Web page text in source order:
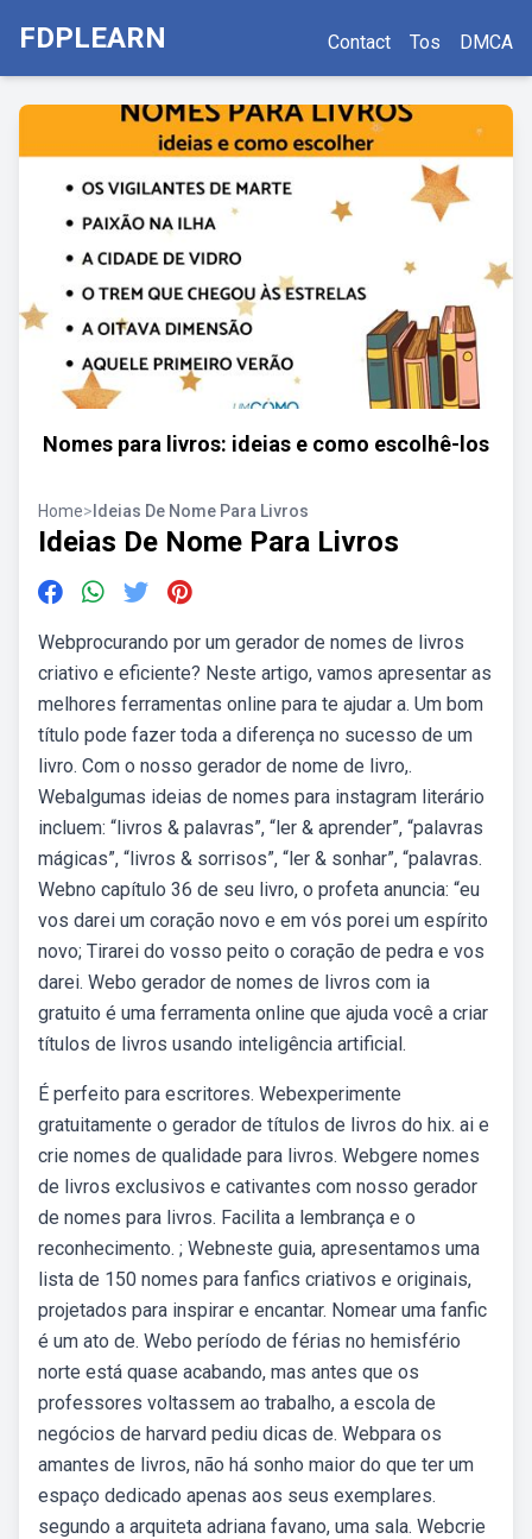
FDPLEARN Contact Tos DMCA
Nomes para livros: ideias e como escolhê-los
Home> Ideias De Nome Para Livros
Ideias De Nome Para Livros
Webprocurando por um gerador de nomes de livros
criativo e eficiente? Neste artigo, vamos apresentar as
melhores ferramentas online para te ajudar a. Um bom
título pode fazer toda a diferença no sucesso de um
livro. Com o nosso gerador de nome de livro,.
Webalgumas ideias de nomes para instagram literário
incluem: “livros & palavras”, “ler & aprender”, “palavras
mágicas”, “livros & sorrisos”, “ler & sonhar”, “palavras.
Webno capítulo 36 de seu livro, o profeta anuncia: “eu
vos darei um coração novo e em vós porei um espírito
novo; Tirarei do vosso peito o coração de pedra e vos
darei. Webo gerador de nomes de livros com ia
gratuito é uma ferramenta online que ajuda você a criar
títulos de livros usando inteligência artificial.
É perfeito para escritores. Webexperimente
gratuitamente o gerador de títulos de livros do hix. ai e
crie nomes de qualidade para livros. Webgere nomes
de livros exclusivos e cativantes com nosso gerador
de nomes para livros. Facilita a lembrança e o
reconhecimento. ; Webneste guia, apresentamos uma
lista de 150 nomes para fanfics criativos e originais,
projetados para inspirar e encantar. Nomear uma fanfic
é um ato de. Webo período de férias no hemisfério
norte está quase acabando, mas antes que os
professores voltassem ao trabalho, a escola de
negócios de harvard pediu dicas de. Webpara os
amantes de livros, não há sonho maior do que ter um
espaço dedicado apenas aos seus exemplares.
segundo a arquiteta adriana favano, uma sala. Webcrie